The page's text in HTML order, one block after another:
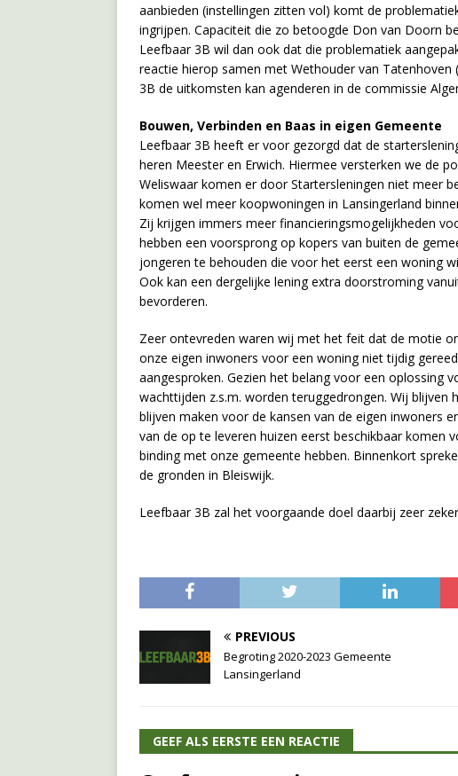
aanbieden (instellingen zitten vol) komt de
ingrijpen. Capaciteit die zo betoogde Don van Doorn
Leefbaar 3B wil dan ook dat die problematiek
reactie hierop samen met Wethouder van
3B de uitkomsten kan agenderen in de commissie
Bouwen, Verbinden en Baas in eigen Gemeente
Leefbaar 3B heeft er voor gezorgd dat de
heren Meester en Erwich. Hiermee versterken we de
Weliswaar komen er door Startersleningen niet meer
komen wel meer koopwoningen in Lansingerland
Zij krijgen immers meer financieringsmogelijkheden
hebben een voorsprong op kopers van buiten de
jongeren te behouden die voor het eerst een woning
Ook kan een dergelijke lening extra doorstroming
bevorderen.
Zeer ontevreden waren wij met het feit dat de motie
onze eigen inwoners voor een woning niet tijdig
aangesproken. Gezien het belang voor een oplossing
wachttijden z.s.m. worden teruggedrongen. Wij blijven
blijven maken voor de kansen van de eigen inwoners
van de op te leveren huizen eerst beschikbaar komen
binding met onze gemeente hebben. Binnenkort
de gronden in Bleiswijk.
Leefbaar 3B zal het voorgaande doel daarbij zeer
PREVIOUS
Begroting 2020-2023 Gemeente
Lansingerland
GEEF ALS EERSTE EEN REACTIE